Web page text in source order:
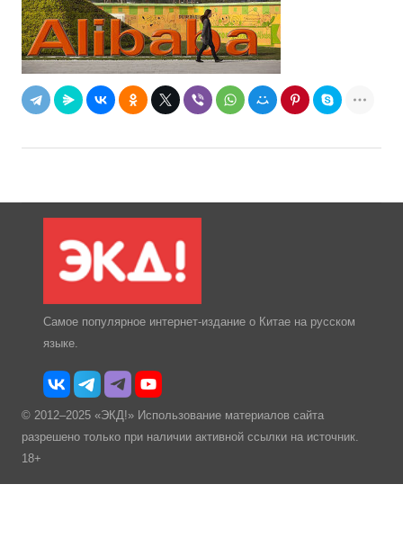
Самое популярное интернет-издание о Китае на русском
языке.
© 2012–2025 «ЭКД!» Использование материалов сайта
разрешено только при наличии активной ссылки на источник.
18+